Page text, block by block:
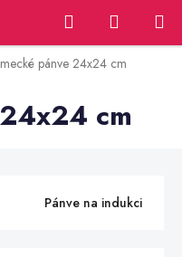
Hledat
KOŠÍK
pánve 24x24 cm
cm
Pánve na indukci